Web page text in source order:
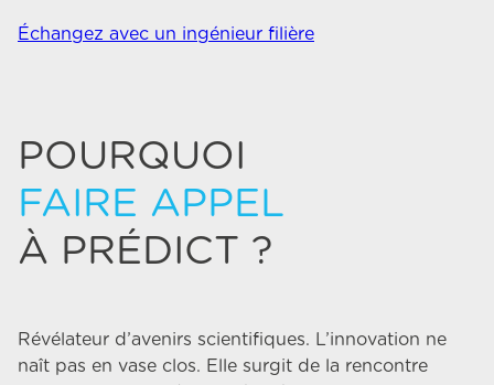
Échangez avec un ingénieur filière
POURQUOI
FAIRE APPEL
À PRÉDICT ?
Révélateur d’avenirs scientifiques. L’innovation ne
naît pas en vase clos. Elle surgit de la rencontre